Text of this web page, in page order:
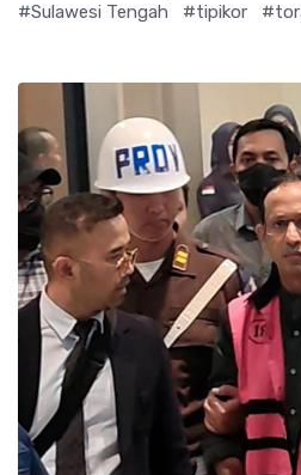
#Sulawesi Tengah
#tipikor